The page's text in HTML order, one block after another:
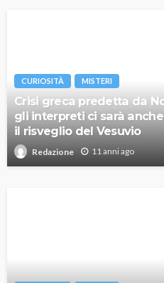
CURIOSITÀ MISTERI
Crisi greca predetta da
gli interpreti ci sarà
il risveglio del Vesuvio
Redazione 11 anni ago